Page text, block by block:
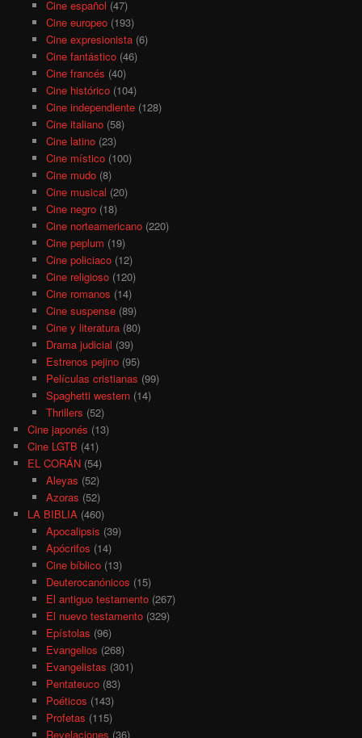
Cine español (47)
Cine europeo(193)
Cine expresionista(6)
Cine fantástico(46)
Cine francés (40)
Cine histórico(104)
Cine independiente(128)
Cine italiano(58)
Cine latino(23)
Cine místico(100)
Cine mudo(8)
Cine musical (20)
Cine negro(18)
Cine norteamericano(220)
Cine peplum (19)
Cine policiaco(12)
Cine religioso(120)
Cine romanos (14)
Cine suspense(89)
Cine y literatura(80)
Drama judicial (39)
Estrenos pejino(95)
Películas cristianas (99)
Spaghetti western(14)
Thrillers (52)
Cine japonés (13)
Cine LGTB (41)
EL CORÁN (54)
Aleyas (52)
Azoras (52)
LA BIBLIA (460)
Apocalipsis (39)
Apócrifos (14)
Cine bíblico(13)
Deuterocanónicos (15)
El antiguo testamento(267)
El nuevo testamento(329)
Epístolas (96)
Evangelios (268)
Evangelistas (301)
Pentateuco(83)
Poéticos (143)
Profetas (115)
Revelaciones (36)